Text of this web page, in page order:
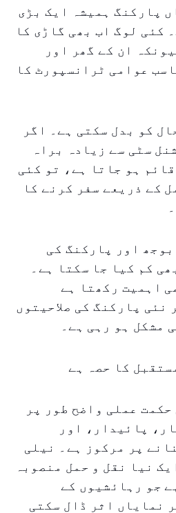
پارکنگ ہمیشہ ایک بڑی
کئی لوگ اب بھی گاڑی کا
ان کے گھر اور
عوامی ٹرانسپورٹ کا
کو بدل سکتی ہے۔ اگر
سٹی سے زیادہ براہ
ہو جاتا ہے، تو کئی
کے ذریعے سفر کرنے کا
اور پارکنگ کی
کم کیا جا سکتا ہے۔
اہمیت رکھتا ہے
نئی پارکنگ کی صلاحیتوں
مشکل ہو رہی ہے۔
کا حصہ ہے
عملی واضح طور پر
پائیدار، اور
پر مرکوز ہے۔ نیلی
نیا نقل و حمل منصوبہ
جو رہائشیوں کے
نمایاں اثر ڈال سکتی